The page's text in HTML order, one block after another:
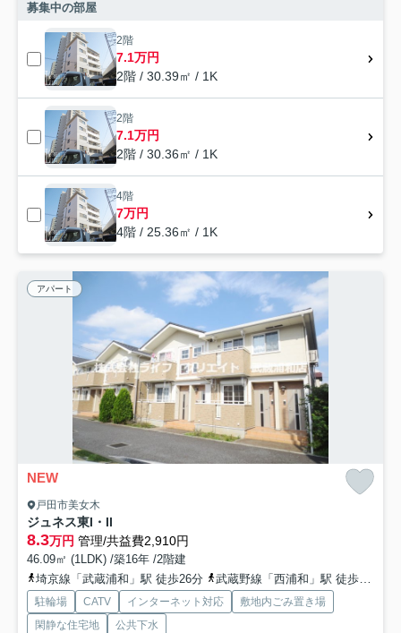
募集中の部屋
2階
7.1万円
2階 / 30.39㎡ / 1K
2階
7.1万円
2階 / 30.36㎡ / 1K
4階
7万円
4階 / 25.36㎡ / 1K
アパート
NEW
戸田市美女木
ジュネス東I・II
8.3万円 管理/共益費2,910円
46.09㎡ (1LDK) /築16年 /2階建
埼京線「武蔵浦和」駅 徒歩26分
武蔵野線「西浦和」駅 徒歩27分
駐輪場 CATV インターネット対応
敷地内ごみ置き場
閑静な住宅地
公共下水